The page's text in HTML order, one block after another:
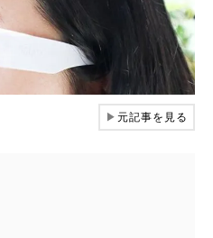
▶元記事を見る